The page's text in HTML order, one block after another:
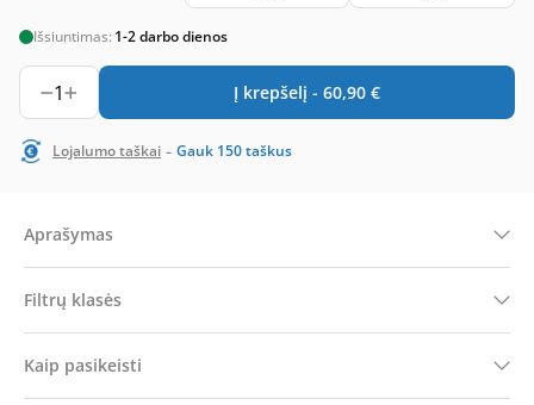
Išsiuntimas: 1-2 darbo dienos
1 Į krepšelį - 60,90 €
Lojalumo taškai - Gauk 150taškus
Aprašymas
Filtrų klasės
Kaip pasikeisti